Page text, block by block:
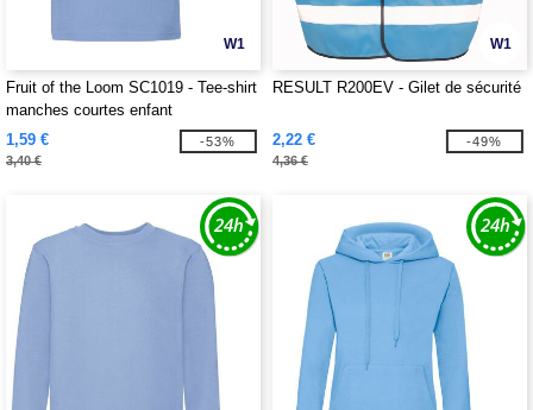
W1
Fruit of the Loom SC1019 - Tee-shirt
manches courtes enfant
1,59 €
3,40 €
-53%
W1
RESULT R200EV - Gilet de sécurité
2,22 €
4,36 €
-49%